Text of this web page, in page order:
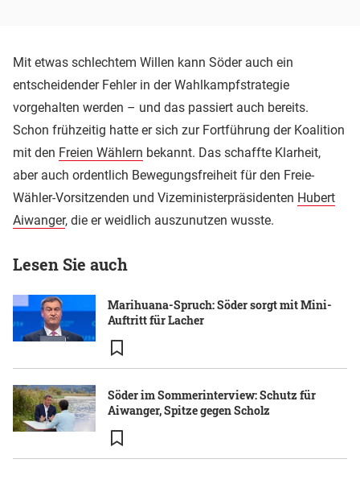
Mit etwas schlechtem Willen kann Söder auch ein
entscheidender Fehler in der Wahlkampfstrategie
vorgehalten werden – und das passiert auch bereits.
Schon frühzeitig hatte er sich zur Fortführung der Koalition
mit den Freien Wählern bekannt. Das schaffte Klarheit,
aber auch ordentlich Bewegungsfreiheit für den Freie-
Wähler-Vorsitzenden und Vizeministerpräsidenten Hubert
Aiwanger, die er weidlich auszunutzen wusste.
Lesen Sie auch
Marihuana-Spruch: Söder sorgt mit Mini-
Auftritt für Lacher
Söder im Sommerinterview: Schutz für
Aiwanger, Spitze gegen Scholz